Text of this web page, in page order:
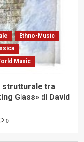
Ethno-Music
Music
strutturale tra
Glass» di David
0